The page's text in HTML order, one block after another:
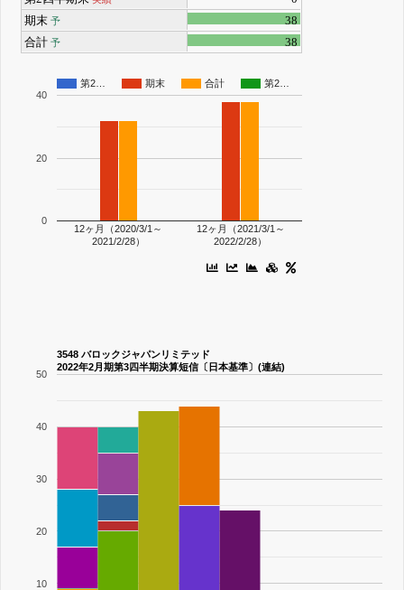
期末 予
38
合計 予 38
第2… 期末 合計 第2…
12ヶ月（2020/3/1～
2021/2/28）
12ヶ月（2021/3/1～
2022/2/28）
0
20
40
3548 バロックジャパンリミテッド
2022年2月期第3四半期決算短信〔日本基準〕(連結)
10
20
30
40
50